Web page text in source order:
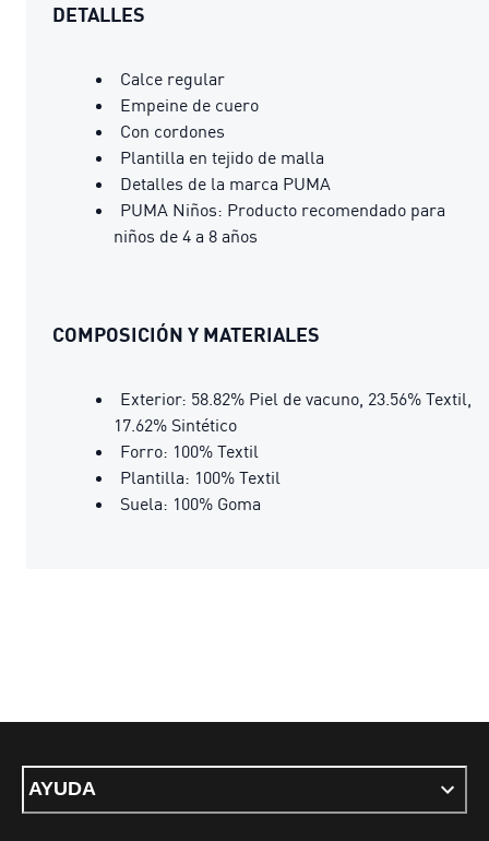
DETALLES
Calce regular
Empeine de cuero
Con cordones
Plantilla en tejido de malla
Detalles de la marca PUMA
PUMA Niños: Producto recomendado para
niños de 4 a 8 años
COMPOSICIÓN Y MATERIALES
Exterior: 58.82% Piel de vacuno, 23.56% Textil,
17.62% Sintético
Forro: 100% Textil
Plantilla: 100% Textil
Suela: 100% Goma
AYUDA